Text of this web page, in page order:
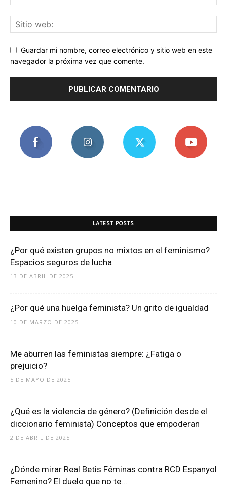
Guardar mi nombre, correo electrónico y sitio web en este
navegador la próxima vez que comente.
LATEST POSTS
¿Por qué existen grupos no mixtos en el feminismo?
Espacios seguros de lucha
13 DE ABRIL DE 2025
¿Por qué una huelga feminista? Un grito de igualdad
10 DE MARZO DE 2025
Me aburren las feministas siempre: ¿Fatiga o
prejuicio?
5 DE MAYO DE 2025
¿Qué es la violencia de género? (Definición desde el
diccionario feminista) Conceptos que empoderan
2 DE ABRIL DE 2025
¿Dónde mirar Real Betis Féminas contra RCD Espanyol
Femenino? El duelo que no te...